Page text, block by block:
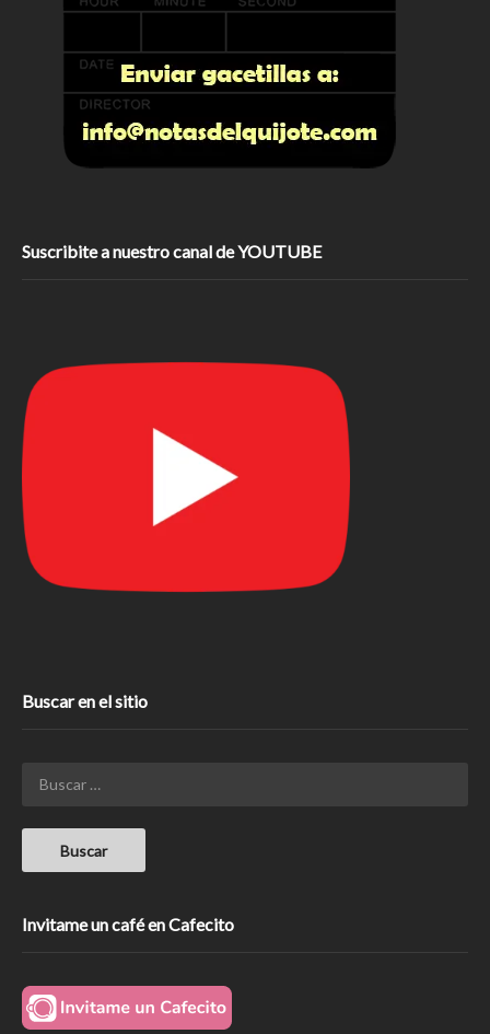
Suscribite a nuestro canal de YOUTUBE
Buscar en el sitio
Invitame un café en Cafecito